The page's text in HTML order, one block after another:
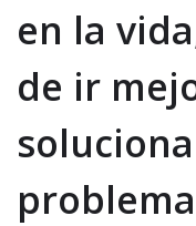
en la
de ir